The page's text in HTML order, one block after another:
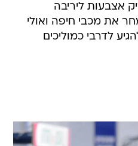
אצבעות ליריבה
את מכבי חיפה ואולי
לדרבי כמוליכים